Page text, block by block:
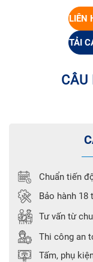
LIÊN
TẢI
CÂU
Chuẩn tiến
Bảo hành 18
Tư vấn từ
Thi công an
Tấm, phụ